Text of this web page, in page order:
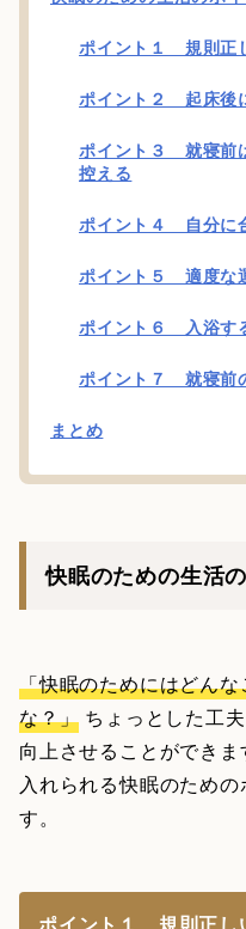
ポイント１ 規則正
ポイント２ 起床後
ポイント３ 就寝前
控える
ポイント４ 自分に
ポイント５ 適度な
ポイント６ 入浴す
ポイント７ 就寝前
まとめ
快眠のための生活
「快眠のためにはどん
な？」 ちょっとした工
向上させることができ
入れられる快眠のため
す。